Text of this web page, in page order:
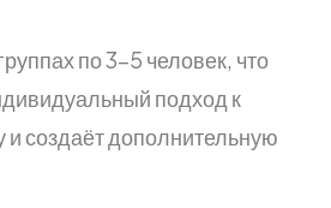
по 3–5 человек, что
подход к
и создаёт дополнительную